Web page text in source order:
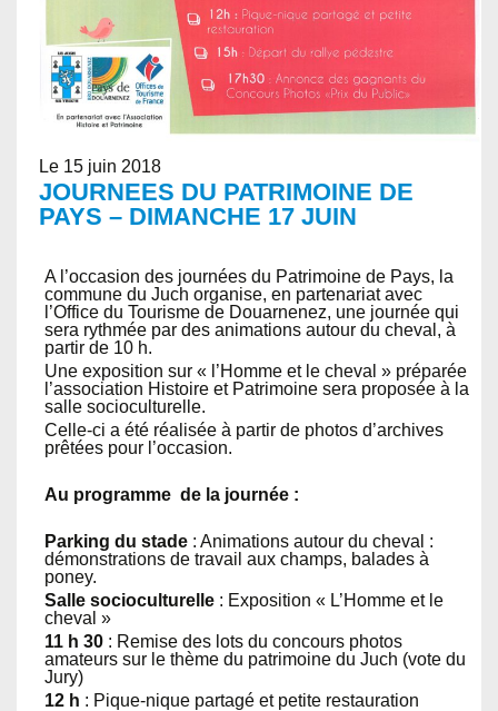
Le 15 juin 2018
JOURNEES DU PATRIMOINE DE
PAYS – DIMANCHE 17 JUIN
A l’occasion des journées du Patrimoine de Pays, la
commune du Juch organise, en partenariat avec
l’Office du Tourisme de Douarnenez, une journée qui
sera rythmée par des animations autour du cheval, à
partir de 10 h.
Une exposition sur « l’Homme et le cheval » préparée
l’association Histoire et Patrimoine sera proposée à la
salle socioculturelle.
Celle-ci a été réalisée à partir de photos d’archives
prêtées pour l’occasion.
Au programme de la journée :
Parking du stade : Animations autour du cheval :
démonstrations de travail aux champs, balades à
poney.
Salle socioculturelle : Exposition « L’Homme et le
cheval »
11 h 30 : Remise des lots du concours photos
amateurs sur le thème du patrimoine du Juch (vote du
Jury)
12 h : Pique-nique partagé et petite restauration